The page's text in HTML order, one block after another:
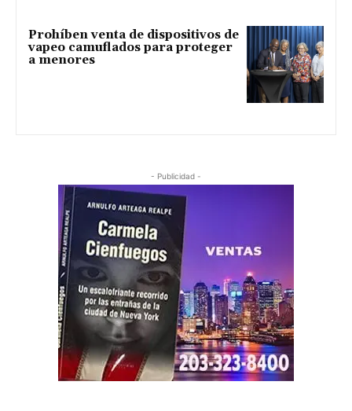
Prohíben venta de dispositivos de
vapeo camuflados para proteger
a menores
- Publicidad -